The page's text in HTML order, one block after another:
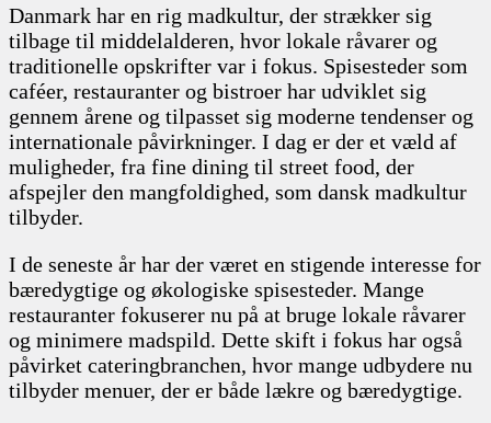
Danmark har en rig madkultur, der strækker sig
tilbage til middelalderen, hvor lokale råvarer og
traditionelle opskrifter var i fokus. Spisesteder som
caféer, restauranter og bistroer har udviklet sig
gennem årene og tilpasset sig moderne tendenser og
internationale påvirkninger. I dag er der et væld af
muligheder, fra fine dining til street food, der
afspejler den mangfoldighed, som dansk madkultur
tilbyder.
I de seneste år har der været en stigende interesse for
bæredygtige og økologiske spisesteder. Mange
restauranter fokuserer nu på at bruge lokale råvarer
og minimere madspild. Dette skift i fokus har også
påvirket cateringbranchen, hvor mange udbydere nu
tilbyder menuer, der er både lækre og bæredygtige.